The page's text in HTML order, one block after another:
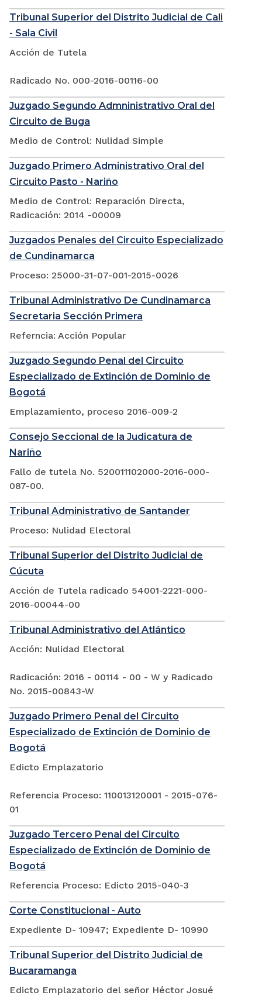
Tribunal Superior del Distrito Judicial de Cali
- Sala Civil
Acción de Tutela
Radicado No. 000-2016-00116-00
Juzgado Segundo Admninistrativo Oral del
Circuito de Buga
Medio de Control: Nulidad Simple
Juzgado Primero Administrativo Oral del
Circuito Pasto - Nariño
Medio de Control: Reparación Directa,
Radicación: 2014 -00009
Juzgados Penales del Circuito Especializado
de Cundinamarca
Proceso: 25000-31-07-001-2015-0026
Tribunal Administrativo De Cundinamarca
Secretaria Sección Primera
Referncia: Acción Popular
Juzgado Segundo Penal del Circuito
Especializado de Extinción de Dominio de
Bogotá
Emplazamiento, proceso 2016-009-2
Consejo Seccional de la Judicatura de
Nariño
Fallo de tutela No. 520011102000-2016-000-
087-00.
Tribunal Administrativo de Santander
Proceso: Nulidad Electoral
Tribunal Superior del Distrito Judicial de
Cúcuta
Acción de Tutela radicado 54001-2221-000-
2016-00044-00
Tribunal Administrativo del Atlántico
Acción: Nulidad Electoral
Radicación: 2016 - 00114 - 00 - W y Radicado
No. 2015-00843-W
Juzgado Primero Penal del Circuito
Especializado de Extinción de Dominio de
Bogotá
Edicto Emplazatorio
Referencia Proceso: 110013120001 - 2015-076-
01
Juzgado Tercero Penal del Circuito
Especializado de Extinción de Dominio de
Bogotá
Referencia Proceso: Edicto 2015-040-3
Corte Constitucional - Auto
Expediente D- 10947; Expediente D- 10990
Tribunal Superior del Distrito Judicial de
Bucaramanga
Edicto Emplazatorio del señor Héctor Josué